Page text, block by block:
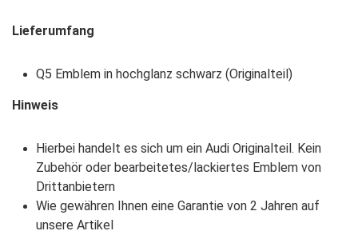
Lieferumfang
Q5 Emblem in hochglanz schwarz (Originalteil)
Hinweis
Hierbei handelt es sich um ein Audi Originalteil. Kein
Zubehör oder bearbeitetes/lackiertes Emblem von
Drittanbietern
Wie gewähren Ihnen eine Garantie von 2 Jahren auf
unsere Artikel